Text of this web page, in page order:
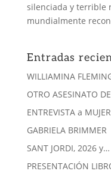
silenciada y terrible
mundialmente
Entradas
WILLIAMINA
OTRO ASESINATO
ENTREVISTA a
GABRIELA BRIMMER
SANT JORDI, 2026
PRESENTACIÓN